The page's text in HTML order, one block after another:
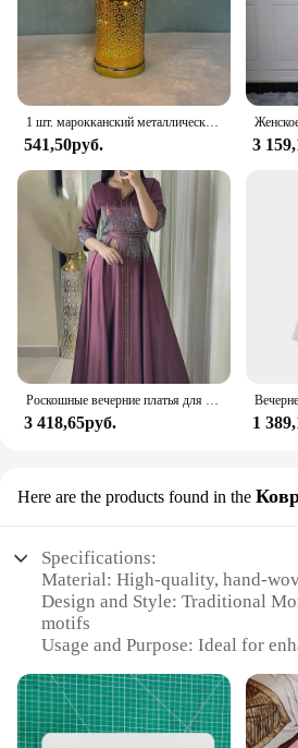
1 шт. марокканский металлический винтажный ветровой светильник, фонарь, подсвечник, настольный Рамадан, домашний декор, аксессуары, украшение, подарки
541,50руб. 3
Роскошные вечерние платья для женщин, блестящий халат с бриллиантами, марокканский кафтан, мусульманские платья, исламская женская Абая, Дубайская вечеринка
3 418,65руб. 1
Here are the products found in the
Specifications:
Material: High-quality, hand-
Design and Style: Traditional
motifs
Usage and Purpose: Ideal for
Shape or Size: Available in
diverse spaces
Performance and Property: